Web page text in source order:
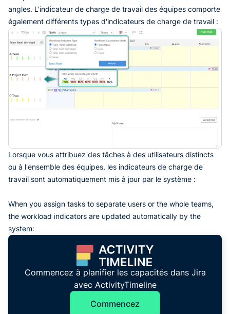
angles. L'indicateur de charge de travail des équipes comporte
également différents types d'indicateurs de charge de travail :
Lorsque vous attribuez des tâches à des utilisateurs distincts
ou à l'ensemble des équipes, les indicateurs de charge de
travail sont automatiquement mis à jour par le système :
When you assign tasks to separate users or the whole teams,
the workload indicators are updated automatically by the
system:
Commencez à planifier les capacités dans Jira
avec ActivityTimeline
Commencez